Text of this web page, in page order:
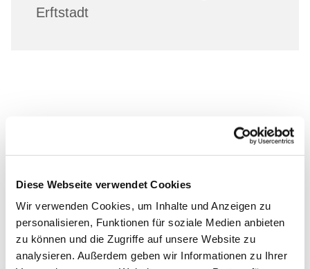
Diese Webseite verwendet Cookies
Wir verwenden Cookies, um Inhalte und Anzeigen zu
personalisieren, Funktionen für soziale Medien anbieten
zu können und die Zugriffe auf unsere Website zu
analysieren. Außerdem geben wir Informationen zu Ihrer
Erftstadt